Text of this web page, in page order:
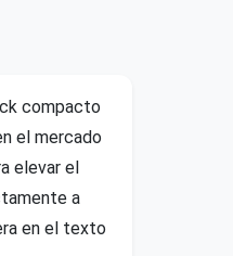
compacto
el mercado
elevar el
a
en el texto